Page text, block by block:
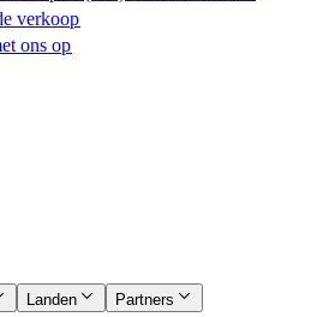
verkoop​​
ons op​​
Landen​​
Partners​​